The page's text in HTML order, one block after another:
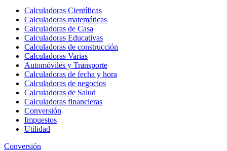
Calculadoras Científicas
Calculadoras matemáticas
Calculadoras de Casa
Calculadoras Educativas
Calculadoras de construcción
Calculadoras Varias
Automóviles y Transporte
Calculadoras de fecha y hora
Calculadoras de negocios
Calculadoras de Salud
Calculadoras financieras
Conversión
Impuestos
Utilidad
Conversión